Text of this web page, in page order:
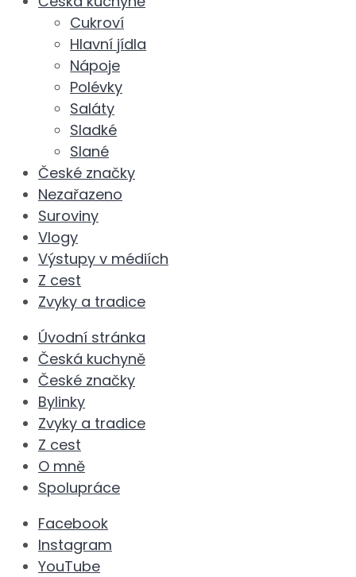
Cukroví
Hlavní jídla
Nápoje
Polévky
Saláty
Sladké
Slané
České značky
Nezařazeno
Suroviny
Vlogy
Výstupy v médiích
Z cest
Zvyky a tradice
Úvodní stránka
Česká kuchyně
České značky
Bylinky
Zvyky a tradice
Z cest
O mně
Spolupráce
Facebook
Instagram
YouTube